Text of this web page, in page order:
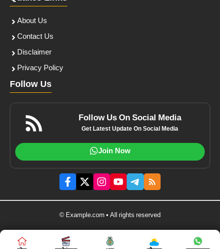
About Us
Contact Us
Disclaimer
Privacy Policy
Follow Us
Follow Us On Social Media
Get Latest Update On Social Media
Join Now
© Example.com • All rights reserved